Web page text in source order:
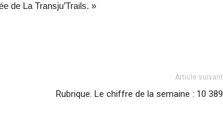
de La Transju’Trails. »
Article suivant
Rubrique. Le chiffre de la semaine : 10 389